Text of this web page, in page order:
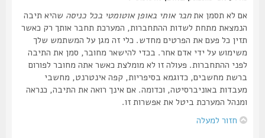
אם לא תסמן אתחבר אותי באופן אוטומטי בכל כניסהשהיא תיבה
הנמצאת מתחת לשדות ההתחברות, המערכת תחבר אותך רק כאשר
תזין כל פעם את הפרטים מחדש. כלי זה מגן על המשתמש שלך
משימוש על ידי אדם אחר. בכדי להישאר מחובר, סמן את התיבה
לפני ההתחברות. פעולה זו לא מומלצת כאשר אתה מחובר לפורום
ברשת מחשבים, כדוגמא בסיפריות, קפה אינטרנט, מחשבי
מעבדות באוניברסיטה, וכדומה. אם אינך רואה את התיבה, כנראה
ומנהל המערכת ביטל את אפשרות זו.
חזור למעלה